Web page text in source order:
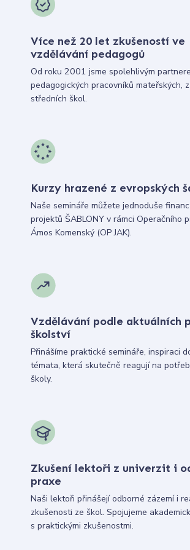
Více než 20 let zkušeností ve
vzdělávání pedagogů
Od roku 2001 jsme spolehlivým
pedagogických pracovníků mateřských,
středních škol.
Kurzy hrazené z evropských
Naše semináře můžete jednoduše
projektů ŠABLONY v rámci Operačního
Ámos Komenský (OP JAK).
Vzdělávání podle aktuálních
školství
Přinášíme praktické semináře, inspiraci
témata, která skutečně reagují na
školy.
Zkušení lektoři z univerzit i
praxe
Naši lektoři přinášejí odborné zázemí i
zkušenosti ze škol. Spojujeme
s praktickými zkušenostmi.